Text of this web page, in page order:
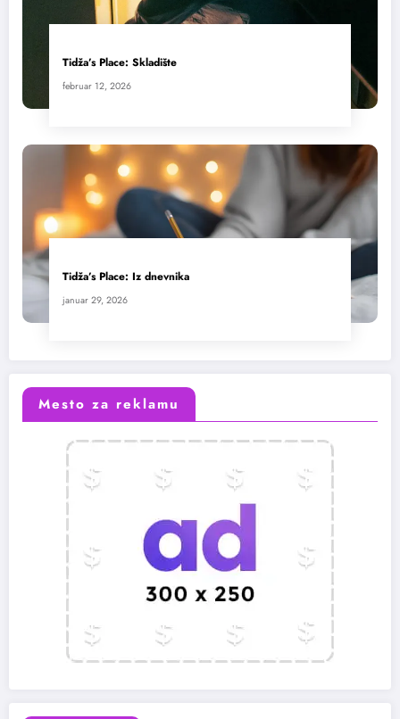
Tidža’s Place: Skladište
februar 12, 2026
Tidža’s Place: Iz dnevnika
januar 29, 2026
Mesto za reklamu